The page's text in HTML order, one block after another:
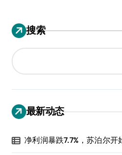
搜索
最新动态
净利润暴跌7.7%，苏泊尔开